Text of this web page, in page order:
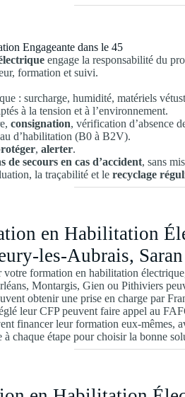
Engageante dans le 45
engage la responsabilité du
formation et suivi.
: surcharge, humidité, matériels
à la tension et à l’environnement.
consignation, vérification d’absence
d’habilitation (B0 à B2V).
, alerter.
de secours en cas d’accident, sans
la traçabilité et le recyclage
en Habilitation
les-Aubrais,
formation en habilitation
Montargis, Gien ou Pithiviers
obtenir une prise en charge par
leur CFP peuvent faire appel au
financer leur formation eux-mêmes,
chaque étape pour choisir la bonne